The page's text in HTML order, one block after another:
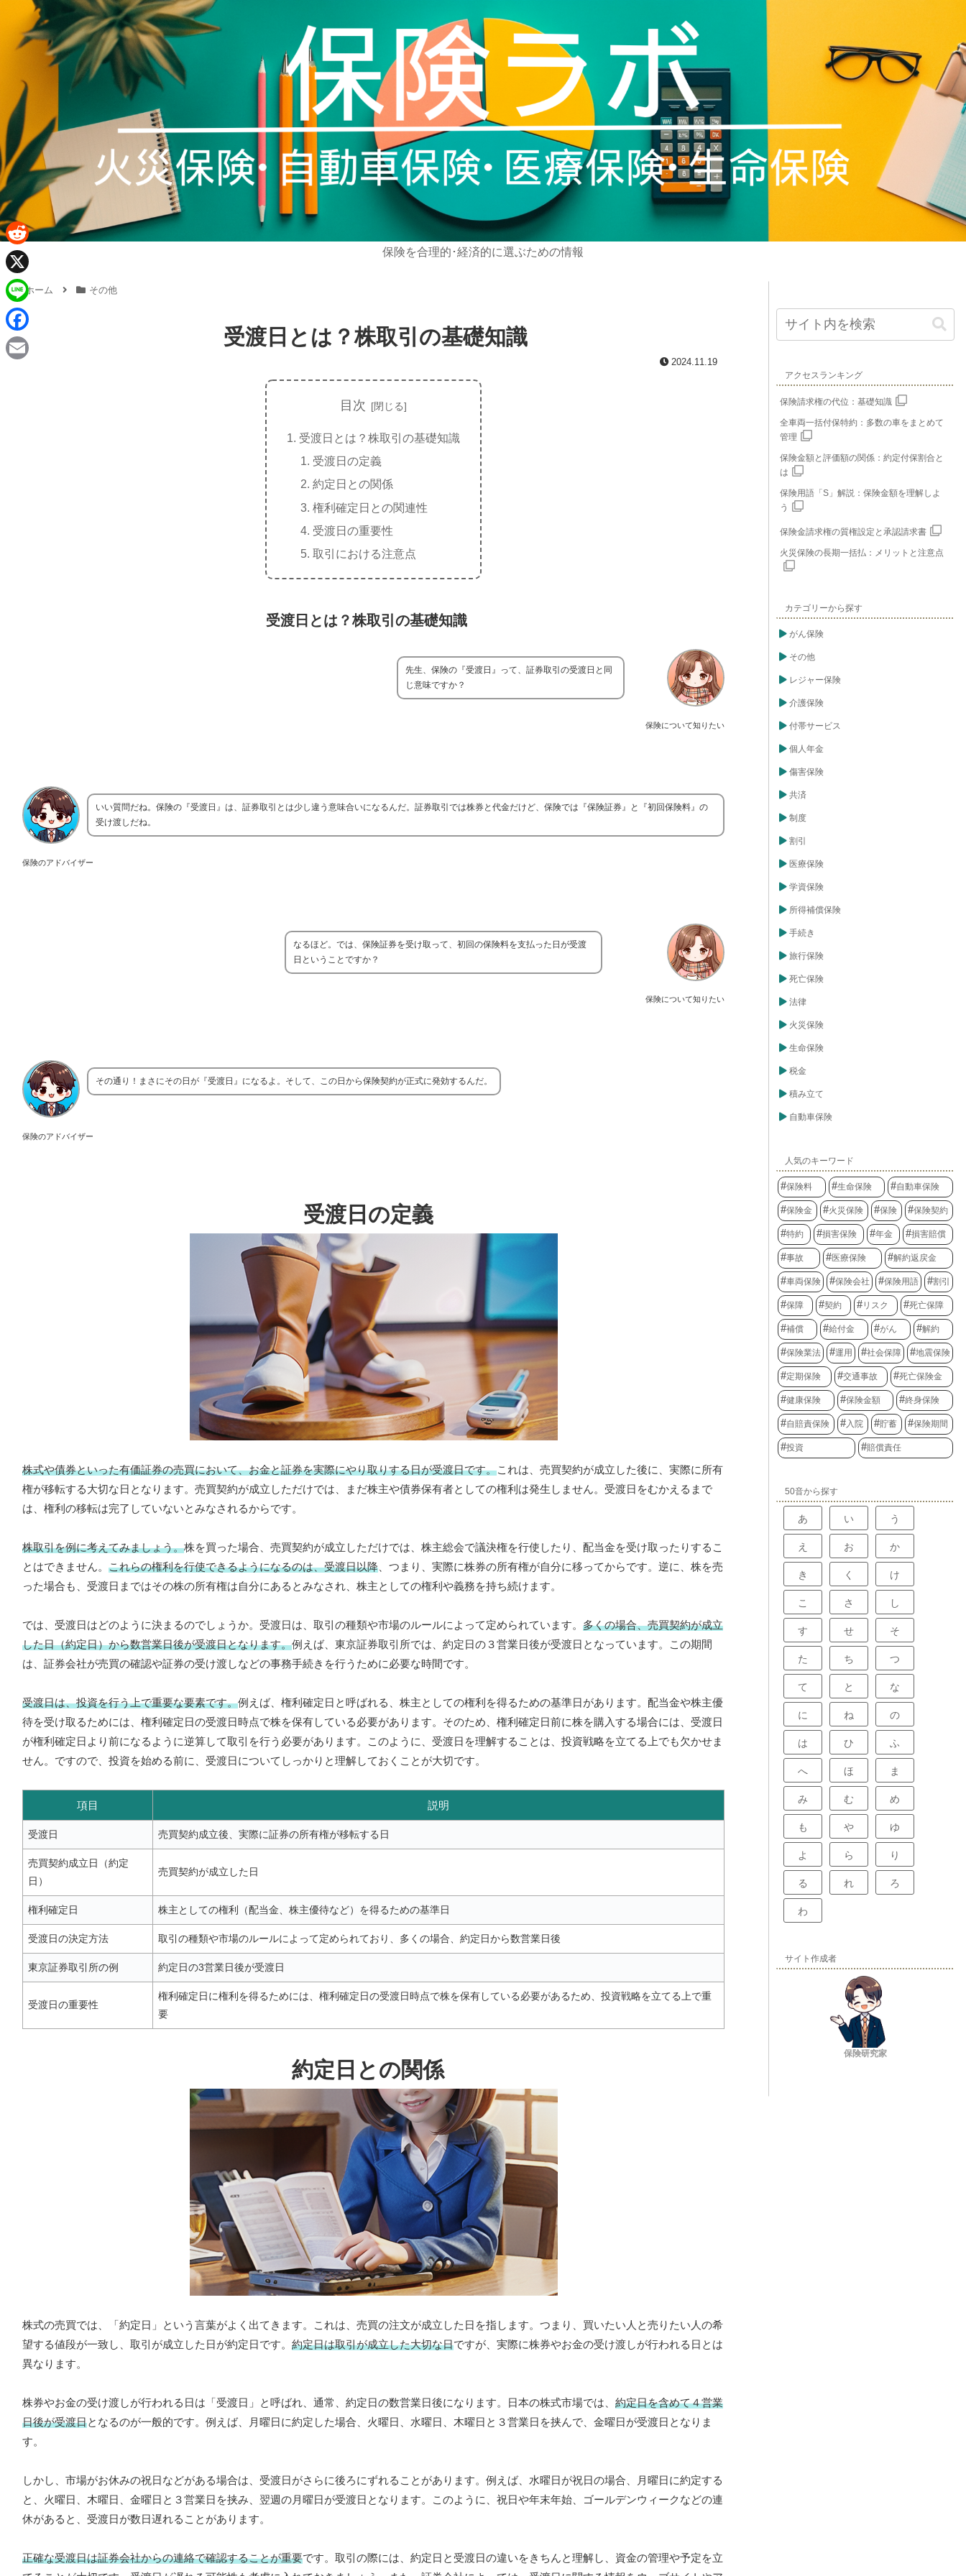
保険を合理的･経済的に選ぶための情報
ホーム その他
受渡日とは？株取引の基礎知識
2024.11.19
目次
受渡日とは？株取引の基礎知識
受渡日の定義
約定日との関係
権利確定日との関連性
受渡日の重要性
取引における注意点
受渡日とは？株取引の基礎知識
保険について知りたい
先生、保険の『受渡日』って、証券取引の受渡日と同
じ意味ですか？
保険のアドバイザー
いい質問だね。保険の『受渡日』は、証券取引とは少し違う意味合いになるんだ。証券取引では株券と代金だけど、保険では『保険証券』と『初回保険料』の
受け渡しだね。
保険について知りたい
なるほど。では、保険証券を受け取って、初回の保険料を支払った日が受渡
日ということですか？
保険のアドバイザー
その通り！まさにその日が『受渡日』になるよ。そして、この日から保険契約が正式に発効するんだ。
受渡日の定義
株式や債券といった有価証券の売買において、お金と証券を実際にやり取りする日が受渡日です。これは、売買契約が成立した後に、実際に所有
権が移転する大切な日となります。売買契約が成立しただけでは、まだ株主や債券保有者としての権利は発生しません。受渡日をむかえるまで
は、権利の移転は完了していないとみなされるからです。
株取引を例に考えてみましょう。株を買った場合、売買契約が成立しただけでは、株主総会で議決権を行使したり、配当金を受け取ったりするこ
とはできません。 これらの権利を行使できるようになるのは、受渡日以降 、つまり、実際に株券の所有権が自分に移ってからです。逆に、株を売
った場合も、受渡日まではその株の所有権は自分にあるとみなされ、株主としての権利や義務を持ち続けます。
では、受渡日はどのように決まるのでしょうか。受渡日は、取引の種類や市場のルールによって定められています。 多くの場合、売買契約が成立
した日（約定日）から数営業日後が受渡日となります。例えば、東京証券取引所では、約定日の３営業日後が受渡日となっています。この期間
は、証券会社が売買の確認や証券の受け渡しなどの事務手続きを行うために必要な時間です。
受渡日は、投資を行う上で重要な要素です。例えば、権利確定日と呼ばれる、株主としての権利を得るための基準日があります。配当金や株主優
待を受け取るためには、権利確定日の受渡日時点で株を保有している必要があります。そのため、権利確定日前に株を購入する場合には、受渡日
が権利確定日より前になるように逆算して取引を行う必要があります。このように、受渡日を理解することは、投資戦略を立てる上でも欠かせま
せん。ですので、投資を始める前に、受渡日についてしっかりと理解しておくことが大切です。
項目 説明
受渡日 売買契約成立後、実際に証券の所有権が移転する日
売買契約成立日（約定
日）
売買契約が成立した日
権利確定日 株主としての権利（配当金、株主優待など）を得るための基準日
受渡日の決定方法 取引の種類や市場のルールによって定められており、多くの場合、約定日から数営業日後
東京証券取引所の例 約定日の3営業日後が受渡日
受渡日の重要性
権利確定日に権利を得るためには、権利確定日の受渡日時点で株を保有している必要があるため、投資戦略を立てる上で重
要
約定日との関係
株式の売買では、「約定日」という言葉がよく出てきます。これは、売買の注文が成立した日を指します。つまり、買いたい人と売りたい人の希
望する値段が一致し、取引が成立した日が約定日です。 約定日は取引が成立した大切な日ですが、実際に株券やお金の受け渡しが行われる日とは
異なります。
株券やお金の受け渡しが行われる日は「受渡日」と呼ばれ、通常、約定日の数営業日後になります。日本の株式市場では、 約定日を含めて４営業
日後が受渡日となるのが一般的です。例えば、月曜日に約定した場合、火曜日、水曜日、木曜日と３営業日を挟んで、金曜日が受渡日となりま
す。
しかし、市場がお休みの祝日などがある場合は、受渡日がさらに後ろにずれることがあります。例えば、水曜日が祝日の場合、月曜日に約定する
と、火曜日、木曜日、金曜日と３営業日を挟み、翌週の月曜日が受渡日となります。このように、祝日や年末年始、ゴールデンウィークなどの連
休があると、受渡日が数日遅れることがあります。
正確な受渡日は証券会社からの連絡で確認することが重要です。取引の際には、約定日と受渡日の違いをきちんと理解し、資金の管理や予定を立
アクセスランキング
保険請求権の代位：基礎知識
全車両一括付保特約：多数の車をまとめて
管理
保険金額と評価額の関係：約定付保割合と
は
保険用語「S」解説：保険金額を理解しよ
う
保険金請求権の質権設定と承認請求書
火災保険の長期一括払：メリットと注意点
カテゴリーから探す
がん保険
その他
レジャー保険
介護保険
付帯サービス
個人年金
傷害保険
共済
制度
割引
医療保険
学資保険
所得補償保険
手続き
旅行保険
死亡保険
法律
火災保険
生命保険
税金
積み立て
自動車保険
人気のキーワード
保険料 生命保険 自動車保険
保険金 火災保険 保険 保険契約
特約 損害保険 年金 損害賠償
事故 医療保険 解約返戻金
車両保険 保険会社 保険用語 割引
保障 契約 リスク 死亡保障
補償 給付金 がん 解約
保険業法 運用 社会保障 地震保険
定期保険 交通事故 死亡保険金
健康保険 保険金額 終身保険
自賠責保険 入院 貯蓄 保険期間
投資 賠償責任
50音から探す
あ い う
え お か
き く け
こ さ し
す せ そ
た ち つ
て と な
に ね の
は ひ ふ
へ ほ ま
み む め
も や ゆ
よ ら り
る れ ろ
わ
サイト作成者
保険研究家
R
e
d
d
i
X
L
n
F